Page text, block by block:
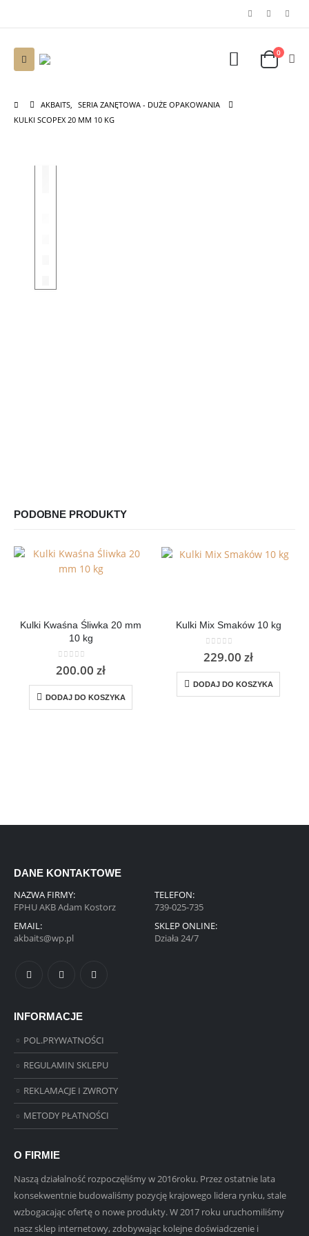
0
AKBAITS,
SERIA ZANĘTOWA - DUŻE OPAKOWANIA
KULKI SCOPEX 20 MM 10 KG
PODOBNE PRODUKTY
Kulki Kwaśna Śliwka 20 mm
10 kg
0 out of 5
200.00 zł
DODAJ DO KOSZYKA
Kulki Mix Smaków 10 kg
0 out of 5
229.00 zł
DODAJ DO KOSZYKA
DANE KONTAKTOWE
NAZWA FIRMY:
FPHU AKB Adam Kostorz
TELEFON:
739-025-735
EMAIL:
akbaits@wp.pl
SKLEP ONLINE:
Działa 24/7
INFORMACJE
POL.PRYWATNOŚCI
REGULAMIN SKLEPU
REKLAMACJE I ZWROTY
METODY PŁATNOŚCI
O FIRMIE
Naszą działalność rozpoczęliśmy w 2016roku. Przez ostatnie lata
konsekwentnie budowaliśmy pozycję krajowego lidera rynku, stale
wzbogacając ofertę o nowe produkty. W 2017 roku uruchomiliśmy
nasz sklep internetowy, zdobywając kolejne doświadczenie i